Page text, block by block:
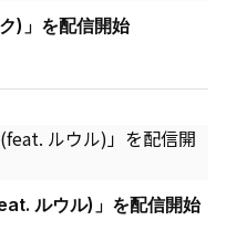
)」を配信開始
ルウル)」を配信開始